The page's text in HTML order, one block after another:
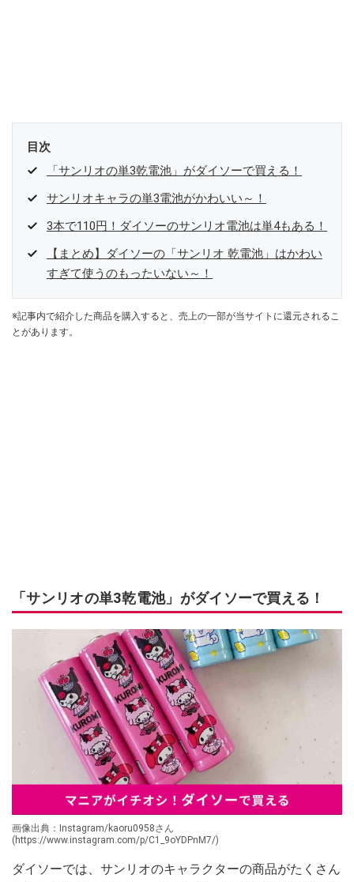
目次
「サンリオの単3乾電池」がダイソーで買える！
サンリオキャラの単3電池がかわいい～！
3本で110円！ダイソーのサンリオ電池は単4もある！
【まとめ】ダイソーの「サンリオ 乾電池」はかわい
すぎて使うのもったいない～！
※記事内で紹介した商品を購入すると、売上の一部が当サイトに還元されるこ
とがあります。
「サンリオの単3乾電池」がダイソーで買える！
画像出典：Instagram/kaoru0958さん
(https://www.instagram.com/p/C1_9oYDPnM7/)
ダイソーでは、サンリオのキャラクターの商品がたくさん